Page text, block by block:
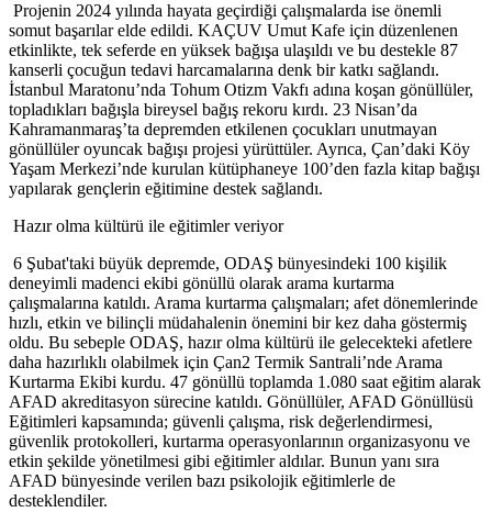
Projenin 2024 yılında hayata geçirdiği çalışmalarda ise önemli
somut başarılar elde edildi. KAÇUV Umut Kafe için düzenlenen
etkinlikte, tek seferde en yüksek bağışa ulaşıldı ve bu destekle 87
kanserli çocuğun tedavi harcamalarına denk bir katkı sağlandı.
İstanbul Maratonu’nda Tohum Otizm Vakfı adına koşan gönüllüler,
topladıkları bağışla bireysel bağış rekoru kırdı. 23 Nisan’da
Kahramanmaraş’ta depremden etkilenen çocukları unutmayan
gönüllüler oyuncak bağışı projesi yürüttüler. Ayrıca, Çan’daki Köy
Yaşam Merkezi’nde kurulan kütüphaneye 100’den fazla kitap bağışı
yapılarak gençlerin eğitimine destek sağlandı.
Hazır olma kültürü ile eğitimler veriyor
6 Şubat'taki büyük depremde, ODAŞ bünyesindeki 100 kişilik
deneyimli madenci ekibi gönüllü olarak arama kurtarma
çalışmalarına katıldı. Arama kurtarma çalışmaları; afet dönemlerinde
hızlı, etkin ve bilinçli müdahalenin önemini bir kez daha göstermiş
oldu. Bu sebeple ODAŞ, hazır olma kültürü ile gelecekteki afetlere
daha hazırlıklı olabilmek için Çan2 Termik Santrali’nde Arama
Kurtarma Ekibi kurdu. 47 gönüllü toplamda 1.080 saat eğitim alarak
AFAD akreditasyon sürecine katıldı. Gönüllüler, AFAD Gönüllüsü
Eğitimleri kapsamında; güvenli çalışma, risk değerlendirmesi,
güvenlik protokolleri, kurtarma operasyonlarının organizasyonu ve
etkin şekilde yönetilmesi gibi eğitimler aldılar. Bunun yanı sıra
AFAD bünyesinde verilen bazı psikolojik eğitimlerle de
desteklendiler.